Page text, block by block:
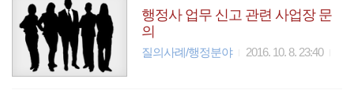
행정사 업무 신고 관련 사업장 문
의
질의사례/행정분야 2016. 10. 8. 23:40